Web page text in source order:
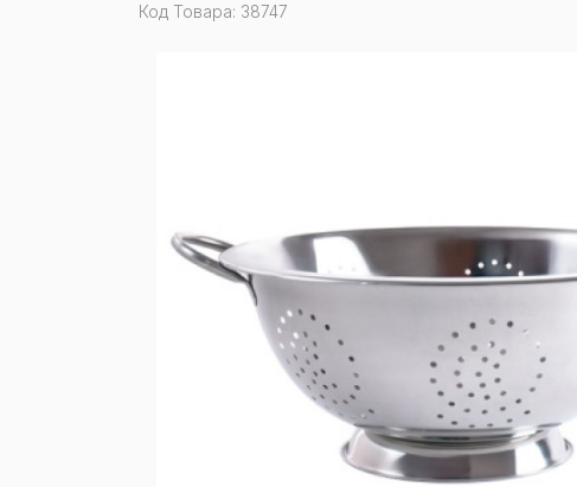
Код Товара: 38747